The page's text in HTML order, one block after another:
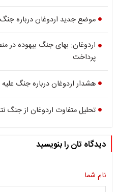
موضع جدید اردوغان درباره جنگ
اردوغان: بهای جنگ بیهوده در
پرداخت
هشدار اردوغان درباره جنگ علیه
تحلیل متفاوت اردوغان از جنگ
دیدگاه تان را بنویسید
نام شما